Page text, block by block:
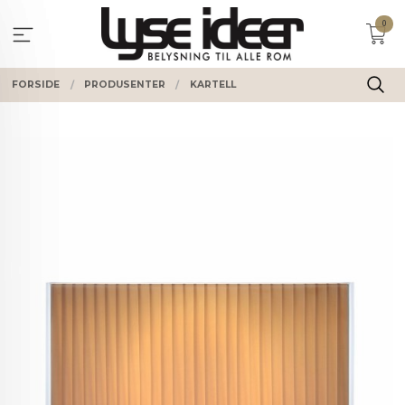
innholdet
0
FORSIDE PRODUSENTER KARTELL